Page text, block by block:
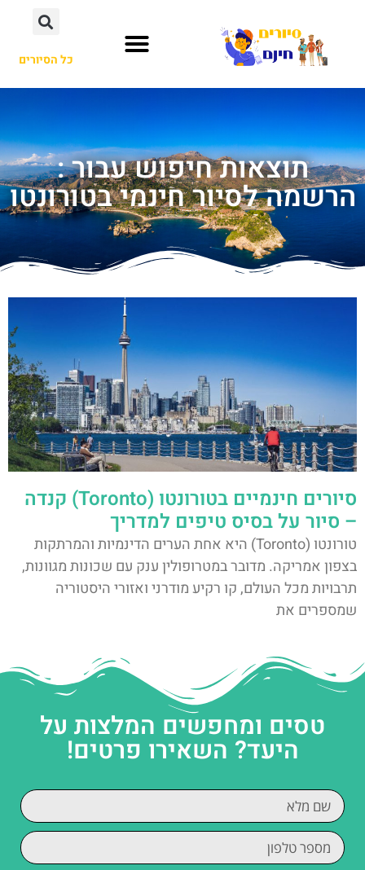
כל הסיורים
תוצאות חיפוש עבור :
הרשמה לסיור חינמי בטורונטו
סיורים חינמיים בטורונטו (Toronto) קנדה
– סיור על בסיס טיפים למדריך
טורונטו (Toronto) היא אחת הערים הדינמיות והמרתקות
בצפון אמריקה. מדובר במטרופולין ענק עם שכונות מגוונות,
תרבויות מכל העולם, קו רקיע מודרני ואזורי היסטוריה
שמספרים את
טסים ומחפשים המלצות על
היעד? השאירו פרטים!